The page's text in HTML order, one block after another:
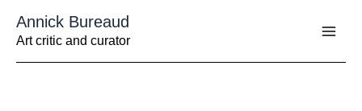
contenu
Annick Bureaud
Art critic and curator